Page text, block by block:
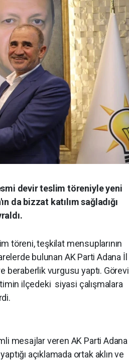
devir teslim töreniyle yeni
da bizzat katılım sağladığı
töreni, teşkilat mensuplarının
bulunan AK Parti Adana İl
beraberlik vurgusu yaptı. Görevi
ilçedeki siyasi çalışmalara
mesajlar veren AK Parti Adana
açıklamada ortak aklın ve